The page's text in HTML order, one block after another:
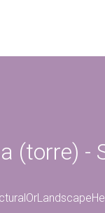
(torre) -